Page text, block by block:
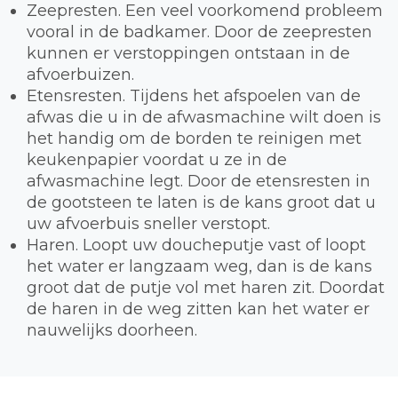
Zeepresten. Een veel voorkomend probleem
vooral in de badkamer. Door de zeepresten
kunnen er verstoppingen ontstaan in de
afvoerbuizen.
Etensresten. Tijdens het afspoelen van de
afwas die u in de afwasmachine wilt doen is
het handig om de borden te reinigen met
keukenpapier voordat u ze in de
afwasmachine legt. Door de etensresten in
de gootsteen te laten is de kans groot dat u
uw afvoerbuis sneller verstopt.
Haren. Loopt uw doucheputje vast of loopt
het water er langzaam weg, dan is de kans
groot dat de putje vol met haren zit. Doordat
de haren in de weg zitten kan het water er
nauwelijks doorheen.